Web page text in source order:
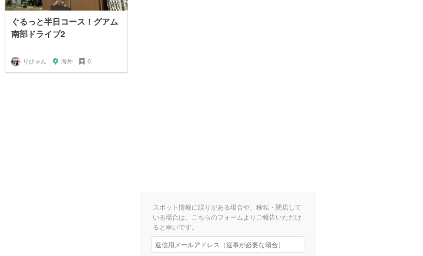
ぐるっと半日コース！グアム
南部ドライブ2
りひゃん 海外 0
スポット情報に誤りがある場合や、移転・閉店して
いる場合は、こちらのフォームよりご報告いただけ
ると幸いです。